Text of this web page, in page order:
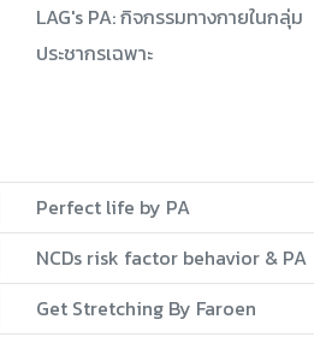
LAG's PA: กิจกรรมทางกายในกลุ่ม
ประชากรเฉพาะ
Perfect life by PA
NCDs risk factor behavior & PA
Get Stretching By Faroen